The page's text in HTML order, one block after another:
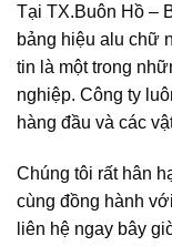
Tại TX.Buôn Hồ –
bảng hiệu alu chữ
tin là một trong
nghiệp. Công ty
hàng đầu và các
Chúng tôi rất hân
cùng đồng hành
liên hệ ngay bây